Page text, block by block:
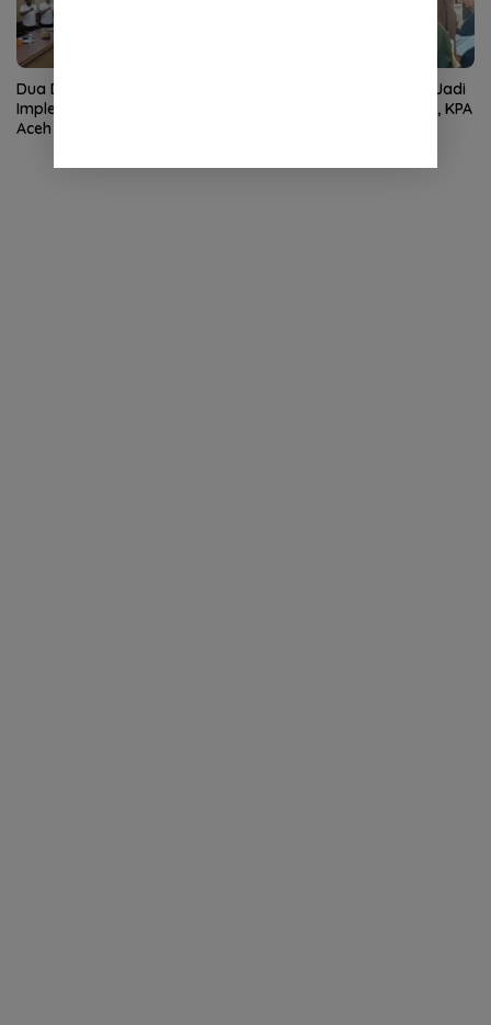
Dua Dekade MoU Helsinki,
Implementasi Kewenangan
Aceh Masih Jadi Tantangan
Wan Malaya Dipercaya Jadi
Pj Ketua PA Nagan Raya, KPA